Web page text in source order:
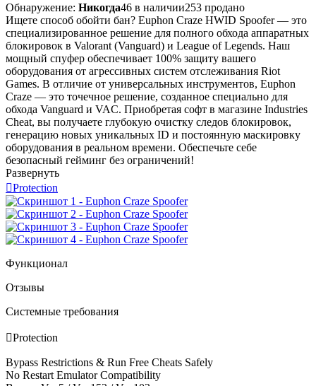
Обнаружение: Никогда46 в наличии253 продано
Ищете способ обойти бан? Euphon Craze HWID Spoofer — это
специализированное решение для полного обхода аппаратных
блокировок в Valorant (Vanguard) и League of Legends. Наш
мощный спуфер обеспечивает 100% защиту вашего
оборудования от агрессивных систем отслеживания Riot
Games. В отличие от универсальных инструментов, Euphon
Craze — это точечное решение, созданное специально для
обхода Vanguard и VAC. Приобретая софт в магазине Industries
Cheat, вы получаете глубокую очистку следов блокировок,
генерацию новых уникальных ID и постоянную маскировку
оборудования в реальном времени. Обеспечьте себе
безопасный гейминг без ограничений!
Развернуть
Protection
Функционал
Отзывы
Системные требования
Protection
Bypass Restrictions & Run Free Cheats Safely
No Restart Emulator Compatibility